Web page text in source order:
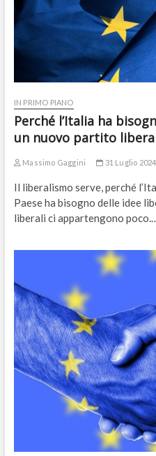
IN PRIMO PIANO
Perché l’Italia ha
un nuovo partito
Massimo Gaggini 31 Luglio 2024
Il liberalismo serve, perché
Paese ha bisogno delle idee
liberali ci appartengono